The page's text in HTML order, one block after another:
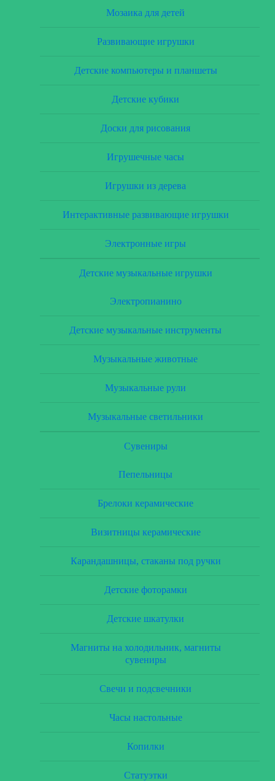
Мозаика для детей
Развивающие игрушки
Детские компьютеры и планшеты
Детские кубики
Доски для рисования
Игрушечные часы
Игрушки из дерева
Интерактивные развивающие игрушки
Электронные игры
Детские музыкальные игрушки
Электропианино
Детские музыкальные инструменты
Музыкальные животные
Музыкальные рули
Музыкальные светильники
Сувениры
Пепельницы
Брелоки керамические
Визитницы керамические
Карандашницы, стаканы под ручки
Детские фоторамки
Детские шкатулки
Магниты на холодильник, магниты
сувениры
Свечи и подсвечники
Часы настольные
Копилки
Статуэтки